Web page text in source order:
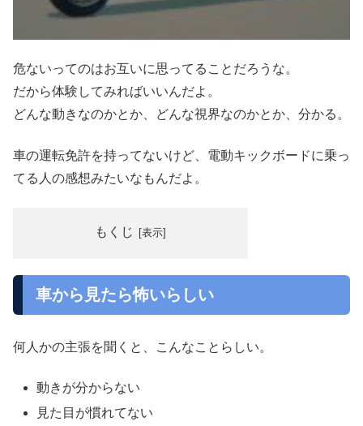
危ないってのはお互いに思ってることだろうな。
だから体験してみればいいんだよ。
どんな動きなのかとか、どんな視界なのかとか、分かる。
車の運転免許を持ってないけど、電動キックボードに乗っ
てる人の感想みたいなもんだよ。
もくじ
車から見たら怖いらしい
何人かの主張を聞くと、こんなことらしい。
動きが分からない
見た目が慣れてない